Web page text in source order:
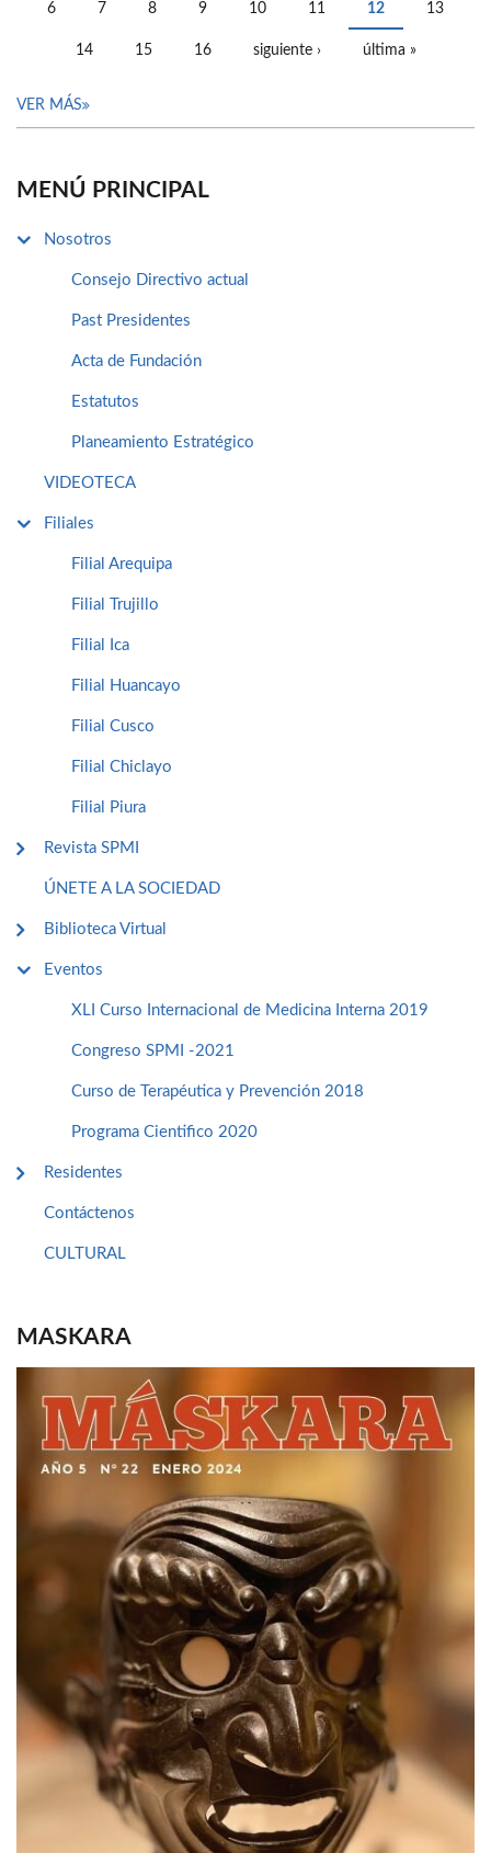
6 7 8 9 10 11 12 13
14 15 16 siguiente › última »
VER MÁS
MENÚ PRINCIPAL
Nosotros
Consejo Directivo actual
Past Presidentes
Acta de Fundación
Estatutos
Planeamiento Estratégico
VIDEOTECA
Filiales
Filial Arequipa
Filial Trujillo
Filial Ica
Filial Huancayo
Filial Cusco
Filial Chiclayo
Filial Piura
Revista SPMI
ÚNETE A LA SOCIEDAD
Biblioteca Virtual
Eventos
XLI Curso Internacional de Medicina Interna 2019
Congreso SPMI -2021
Curso de Terapéutica y Prevención 2018
Programa Cientifico 2020
Residentes
Contáctenos
CULTURAL
MASKARA